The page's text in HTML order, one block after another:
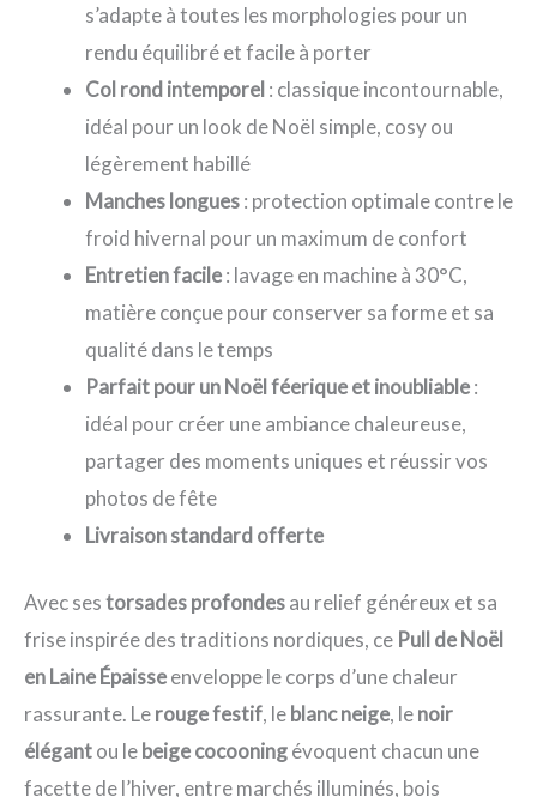
s’adapte à toutes les morphologies pour un
rendu équilibré et facile à porter
Col rond intemporel: classique incontournable,
idéal pour un look de Noël simple, cosy ou
légèrement habillé
Manches longues: protection optimale contre le
froid hivernal pour un maximum de confort
Entretien facile: lavage en machine à 30°C,
matière conçue pour conserver sa forme et sa
qualité dans le temps
Parfait pour un Noël féerique et inoubliable:
idéal pour créer une ambiance chaleureuse,
partager des moments uniques et réussir vos
photos de fête
Livraison standard offerte
Avec sestorsades profondesau relief généreux et sa
frise inspirée des traditions nordiques, ce Pull de Noël
en Laine Épaisseenveloppe le corps d’une chaleur
rassurante. Lerouge festif, leblanc neige, lenoir
élégantou lebeige cocooningévoquent chacun une
facette de l’hiver, entre marchés illuminés, bois